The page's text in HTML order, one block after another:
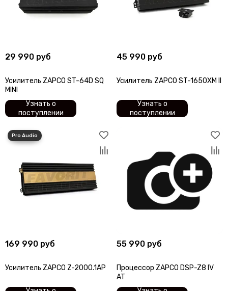
29 990 руб
Усилитель ZAPCO ST-64D SQ
MINI
Узнать о
поступлении
45 990 руб
Усилитель ZAPCO ST-1650XM II
Узнать о
поступлении
169 990 руб
Усилитель ZAPCO Z-2000.1AP
55 990 руб
Процессор ZAPCO DSP-Z8 IV
AT